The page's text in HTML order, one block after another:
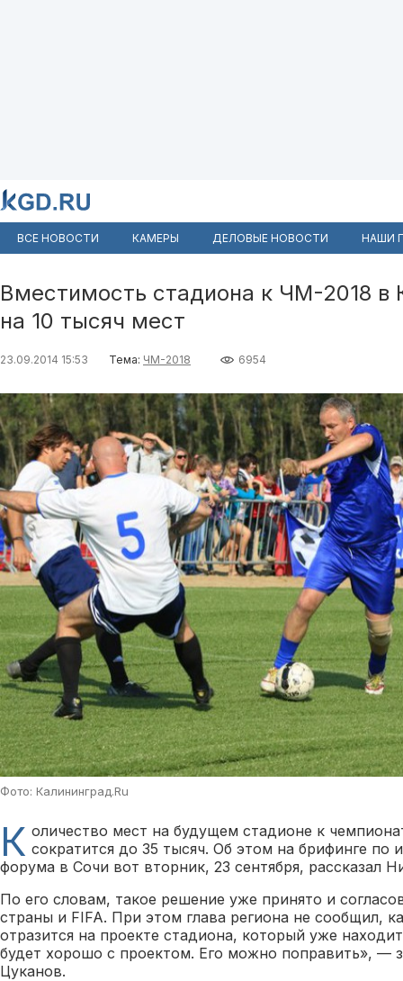
ВСЕ НОВОСТИ КАМЕРЫ ДЕЛОВЫЕ НОВОСТИ НАШИ
Вместимость стадиона к ЧМ-2018 в
на 10 тысяч мест
23.09.2014 15:53 Тема: ЧМ-2018 6954
Фото: Калининград.Ru
К оличество мест на будущем стадионе к
сократится до 35 тысяч. Об этом на брифинге по
форума в Сочи вот вторник, 23 сентября, рассказал
По его словам, такое решение уже принято и
страны и FIFA. При этом глава региона не сообщил,
отразится на проекте стадиона, который уже
будет хорошо с проектом. Его можно поправить», —
Цуканов.